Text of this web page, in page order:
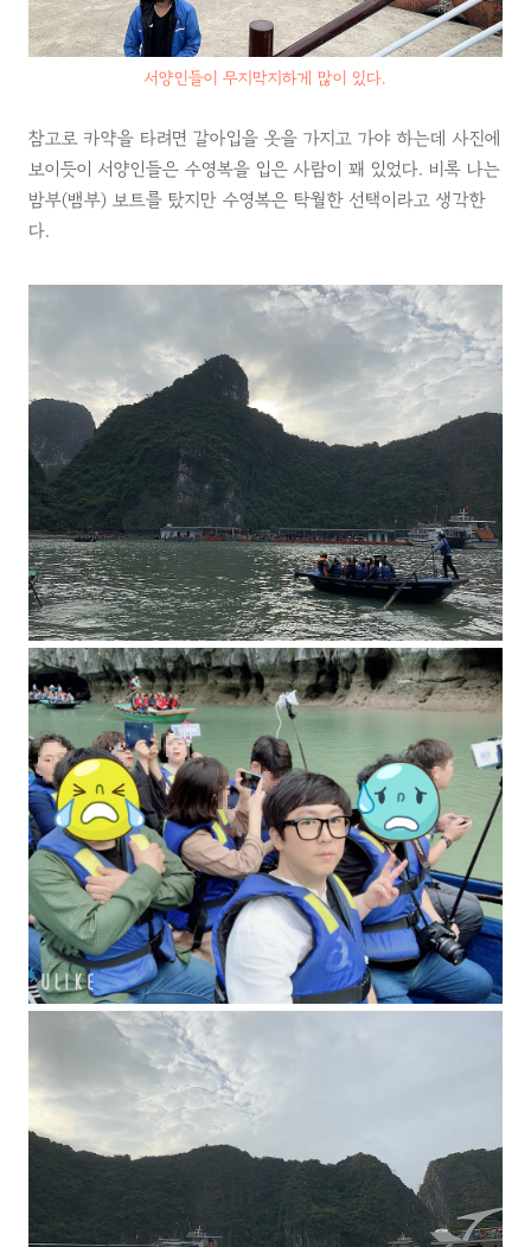
서양인들이 무지막지하게 많이 있다.
참고로 카약을 타려면 갈아입을 옷을 가지고 가야 하는데 사진에
보이듯이 서양인들은 수영복을 입은 사람이 꽤 있었다. 비록 나는
밤부(뱀부) 보트를 탔지만 수영복은 탁월한 선택이라고 생각한
다.